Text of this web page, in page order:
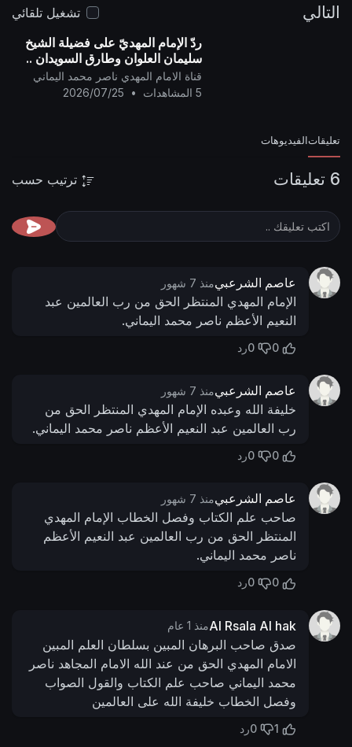
التالي
تشغيل تلقائي
ردّ الإمام المهديّ على فضيلة الشيخ
سليمان العلوان وطارق السويدان ..
قناة الامام المهدي ناصر محمد اليماني
5 المشاهدات
•
2026/07/25
تعليقات الفيديوهات
6 تعليقات ترتيب حسب
عاصم الشرعبيمنذ 7 شهور
الإمام المهدي المنتظر الحق من رب العالمين عبد
النعيم الأعظم ناصر محمد اليماني.
0
0رد
عاصم الشرعبيمنذ 7 شهور
خليفة الله وعبده الإمام المهدي المنتظر الحق من
رب العالمين عبد النعيم الأعظم ناصر محمد اليماني.
0
0رد
عاصم الشرعبيمنذ 7 شهور
صاحب علم الكتاب وفصل الخطاب الإمام المهدي
المنتظر الحق من رب العالمين عبد النعيم الأعظم
ناصر محمد اليماني.
0
0رد
Al Rsala Al hakمنذ 1 عام
صدق صاحب البرهان المبين بسلطان العلم المبين
الامام المهدي الحق من عند الله الامام المجاهد ناصر
محمد اليماني صاحب علم الكتاب والقول الصواب
وفصل الخطاب خليفة الله على العالمين
1
0رد